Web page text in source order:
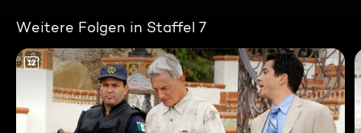
Weitere Folgen in Staffel 7
12